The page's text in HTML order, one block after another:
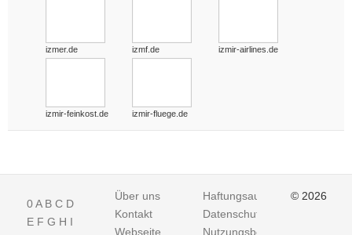
izmer.de izmf.de izmir-airlines.de
izmir-feinkost.de izmir-fluege.de
0A B C D
E F G H I
Über uns
Kontakt
Webseite
Haftungsausschluss
Datenschutz
Nutzungsbedingungen
© 2026